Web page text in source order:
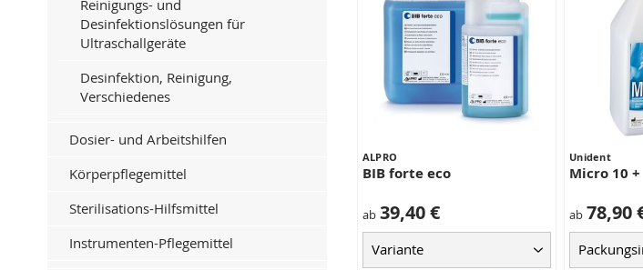
ALPRO
BIB forte eco
ab 39,40 €
Unident
Micro 10 +
ab 78,90
Reinigungs- und
Desinfektionslösungen für
Ultraschallgeräte
Desinfektion, Reinigung,
Verschiedenes
Dosier- und Arbeitshilfen
Körperpflegemittel
Sterilisations-Hilfsmittel
Instrumenten-Pflegemittel